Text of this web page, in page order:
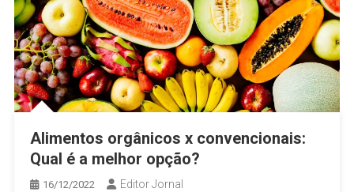
Alimentos orgânicos x convencionais:
Qual é a melhor opção?
16/12/2022 Editor Jornal